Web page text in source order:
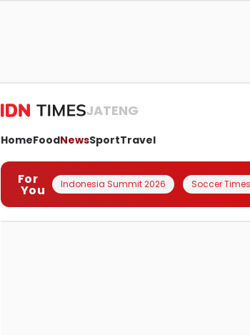
JATENG
HomeFoodNewsSportTravel
For
You Indonesia Summit 2026 Soccer Times